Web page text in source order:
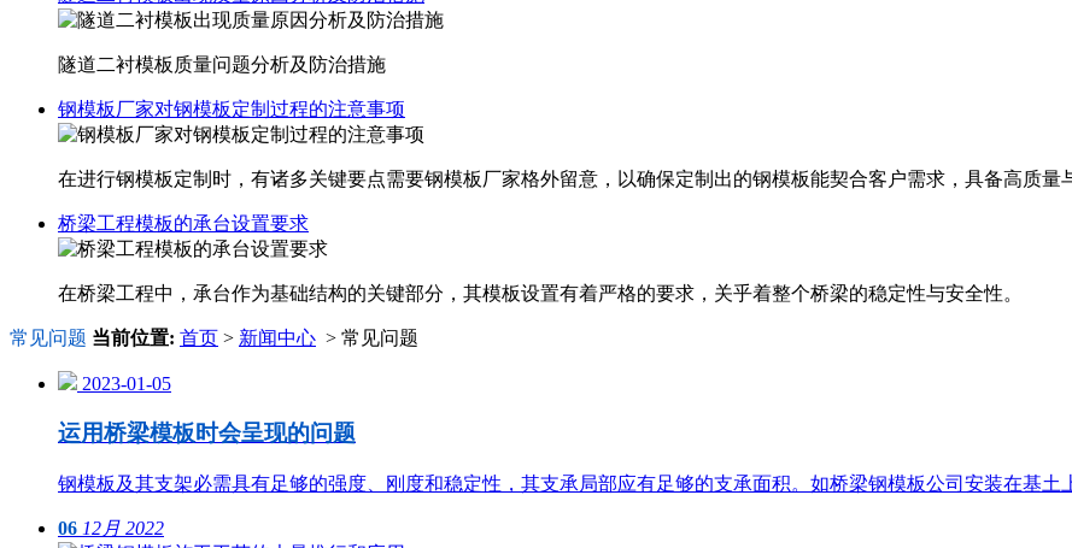
隧道二衬模板质量问题分析及防治措施
钢模板厂家对钢模板定制过程的注意事项
在进行钢模板定制时，有诸多关键要点需要钢模板厂家格外留意，以确保定制出的钢模板能契合客户需求，具备高质量
桥梁工程模板的承台设置要求
在桥梁工程中，承台作为基础结构的关键部分，其模板设置有着严格的要求，关乎着整个桥梁的稳定性与安全性。
常见问题 当前位置: 首页 > 新闻中心 > 常见问题
2023-01-05
运用桥梁模板时会呈现的问题
钢模板及其支架必需具有足够的强度、刚度和稳定性，其支承局部应有足够的支承面积。如桥梁钢模板公司安装在基土
06 12月 2022